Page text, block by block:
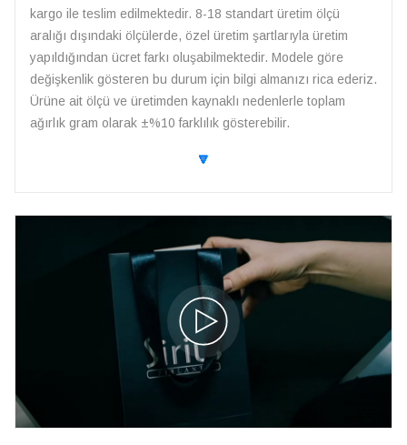
kargo ile teslim edilmektedir. 8-18 standart üretim ölçü
aralığı dışındaki ölçülerde, özel üretim şartlarıyla üretim
yapıldığından ücret farkı oluşabilmektedir. Modele göre
değişkenlik gösteren bu durum için bilgi almanızı rica ederiz.
Ürüne ait ölçü ve üretimden kaynaklı nedenlerle toplam
ağırlık gram olarak ±%10 farklılık gösterebilir.
🔽